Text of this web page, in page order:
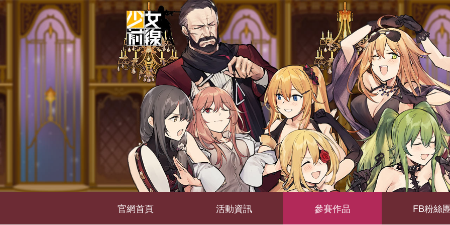
官網首頁 活動資訊 參賽作品 FB粉絲